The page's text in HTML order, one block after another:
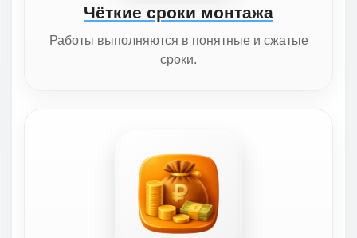
Чёткие сроки монтажа
Работы выполняются в понятные и сжатые
сроки.